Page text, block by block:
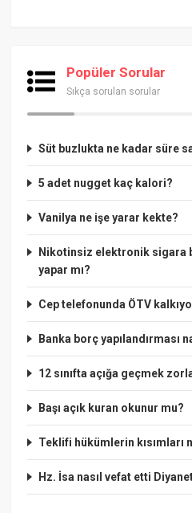
Popüler Sorular
Sıkça sorulan sorular
Süt buzlukta ne kadar süre
5 adet nugget kaç kalori?
Vanilya ne işe yarar kekte?
Nikotinsiz elektronik sigara
yapar mı?
Cep telefonunda ÖTV
Banka borç yapılandırması
12 sınıfta açığa geçmek
Başı açık kuran okunur mu?
Teklifi hükümlerin kısımları
Hz. İsa nasıl vefat etti